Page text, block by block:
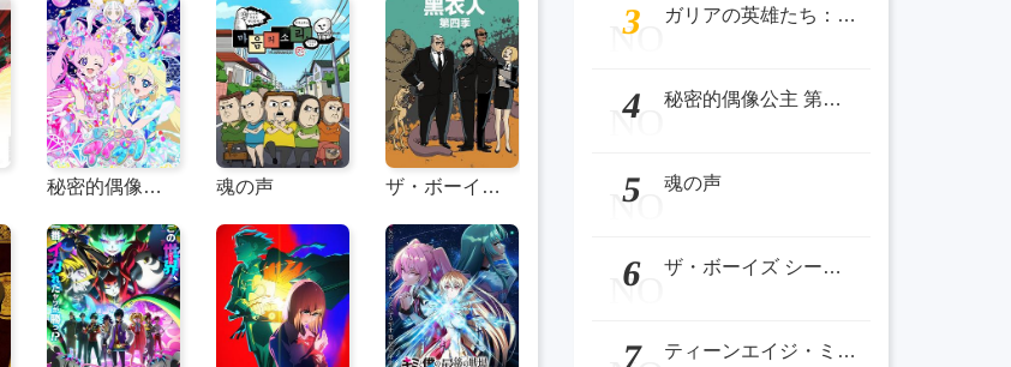
秘密的偶像公主 第二季 ひみつのアイプリ リング編 魂の声 ザ・ボーイズ シーズン4
NO
3 ガリアの英雄たち：ボスをめぐる戦い
NO
4 秘密的偶像公主 第二季 ひみつのアイプリ リング編
NO
5 魂の声
NO
6 ザ・ボーイズ シーズン4
7 ティーンエイジ・ミュータント・ニンジャ・タートルズ